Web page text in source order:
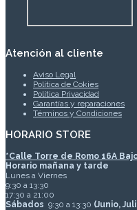
Atención al cliente
Aviso Legal
Política de Cokies
Política Privacidad
Garantías y reparaciones
Términos y Condiciones
HORARIO STORE
*Calle Torre de Romo 16A
Horario mañana y tarde
Lunes a Viernes
9:30 a 13:30
17:30 a 21:00
Sábados 9:30 a 13:30 (Junio,